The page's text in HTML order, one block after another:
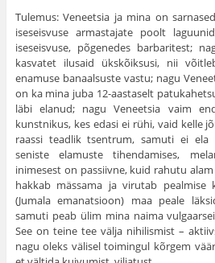
Tulemus: Veneetsia ja mina on
iseseisvuse armastajate poolt
iseseisvuse, põgenedes barbaritest;
kasvatet ilusaid ükskõiksusi, nii
enamuse banaalsuste vastu; nagu
on ka mina juba 12-aastaselt
läbi elanud; nagu Veneetsia vaim
kunstnikus, kes edasi ei rühi, vaid kelle
raassi teadlik tsentrum, samuti ei ela
seniste elamuste tihendamises,
inimesest on passiivne, kuid rahutu
hakkab mässama ja virutab pealmise
(Jumala emanatsioon) maa peale
samuti peab ülim mina naima
See on teine tee välja nihilismist –
nagu oleks välisel toi­mingul kõrgem